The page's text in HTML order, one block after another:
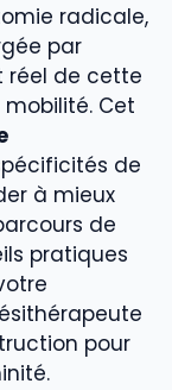
radicale,
par
réel de cette
Cet
de
à mieux
de
pratiques
pour